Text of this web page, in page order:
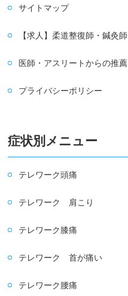
サイトマップ
【求人】柔道整復師・鍼灸師
医師・アスリートからの推薦
プライバシーポリシー
症状別メニュー
テレワーク頭痛
テレワーク 肩こり
テレワーク膝痛
テレワーク 首が痛い
テレワーク腰痛